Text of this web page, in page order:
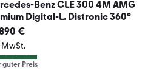
Benz CLE 300 4M AMG
Digital-L. Distronic 360°
€
MwSt.
guter Preis